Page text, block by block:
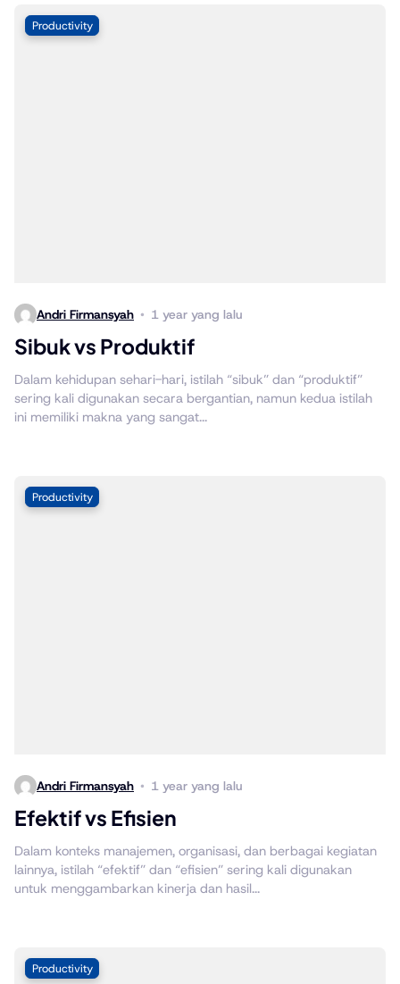
Productivity
Andri Firmansyah 1 year yang lalu
Sibuk vs Produktif
Dalam kehidupan sehari-hari, istilah “sibuk” dan “produktif”
sering kali digunakan secara bergantian, namun kedua istilah
ini memiliki makna yang sangat...
Productivity
Andri Firmansyah 1 year yang lalu
Efektif vs Efisien
Dalam konteks manajemen, organisasi, dan berbagai kegiatan
lainnya, istilah “efektif” dan “efisien” sering kali digunakan
untuk menggambarkan kinerja dan hasil...
Productivity